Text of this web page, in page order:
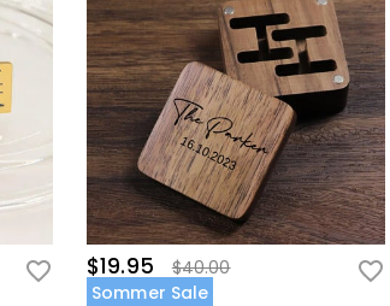
$19.95
$40.00
Sommer Sale